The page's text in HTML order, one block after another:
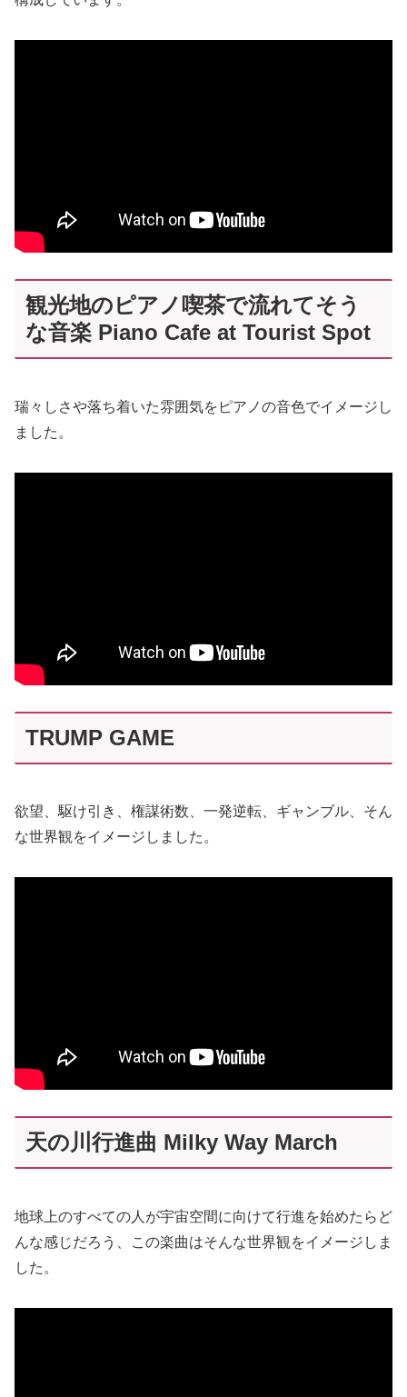
観光地のピアノ喫茶で流れてそう
な音楽 Piano Cafe at Tourist Spot
瑞々しさや落ち着いた雰囲気をピアノの音色でイメージし
ました。
TRUMP GAME
欲望、駆け引き、権謀術数、一発逆転、ギャンブル、そん
な世界観をイメージしました。
天の川行進曲 Milky Way March
地球上のすべての人が宇宙空間に向けて行進を始めたらど
んな感じだろう、この楽曲はそんな世界観をイメージしま
した。